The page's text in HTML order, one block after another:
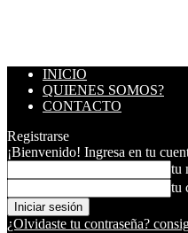
INICIO
QUIENES SOMOS?
CONTACTO
Registrarse
¡Bienvenido! Ingresa en tu
tu
tu
¿Olvidaste tu contraseña?